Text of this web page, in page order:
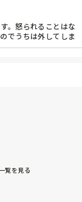
。怒られることはな
でうちは外してしま
覧を見る